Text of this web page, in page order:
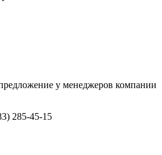
у менеджеров компании
285-45-15